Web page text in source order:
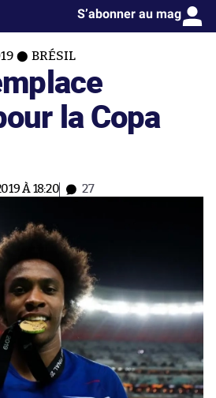
S’abonner au mag
BRÉSIL
la Copa
À 18:20 27